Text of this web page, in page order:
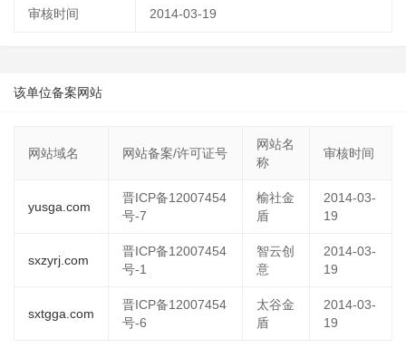
审核时间 2014-03-19
该单位备案网站
网站域名 网站备案/许可证号
网站名
称
审核时间
yusga.com
晋ICP备12007454
号-7
榆社金
盾
2014-03-
19
sxzyrj.com
晋ICP备12007454
号-1
智云创
意
2014-03-
19
sxtgga.com
晋ICP备12007454
号-6
太谷金
盾
2014-03-
19